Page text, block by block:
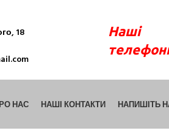
18
Наші
+38
НАС НАШІ КОНТАКТИ НАПИШІТЬ